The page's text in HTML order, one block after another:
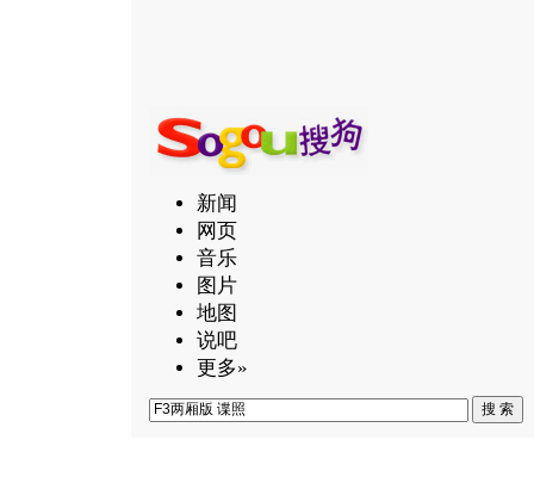
新闻
网页
音乐
图片
地图
说吧
更多»